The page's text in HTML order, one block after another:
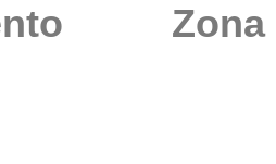
Zona